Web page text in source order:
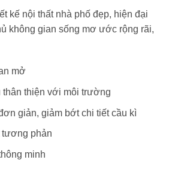
kế nội thất nhà phố đẹp, hiện đại
không gian sống mơ ước rộng rãi,
mở
thân thiện với môi trường
giản, giảm bớt chi tiết cầu kì
tương phản
minh